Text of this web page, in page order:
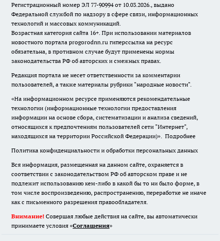
Регистрационный номер ЭЛ 77-90994 от 10.03.2026., выдано
Федеральной службой по надзору в сфере связи, информационных
технологий и массовых коммуникаций.
Возрастная категория сайта 16+. При использовании материалов
новостного портала progorodnn.ru гиперссылка на ресурс
обязательна, в противном случае будут применены нормы
законодательства РФ об авторских и смежных правах.
Редакция портала не несет ответственности за комментарии
пользователей, а также материалы рубрики "народные новости".
«На информационном ресурсе применяются рекомендательные
технологии (информационные технологии предоставления
информации на основе сбора, систематизации и анализа сведений,
относящихся к предпочтениям пользователей сети "Интернет",
находящихся на территории Российской Федерации)». Подробнее
Политика конфиденциальности и обработки персональных данных
Вся информация, размещенная на данном сайте, охраняется в
соответствии с законодательством РФ об авторском праве и не
подлежит использованию кем-либо в какой бы то ни было форме, в
том числе воспроизведению, распространению, переработке не иначе
как с письменного разрешения правообладателя.
Внимание! Совершая любые действия на сайте, вы автоматически
принимаете условия «Cоглашения»